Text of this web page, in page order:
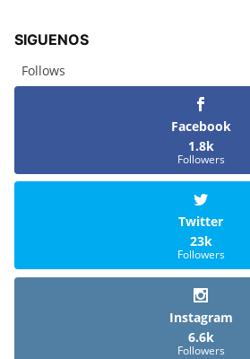
SIGUENOS
Follows
Facebook
1.8k
Followers
Twitter
23k
Followers
Instagram
6.6k
Followers